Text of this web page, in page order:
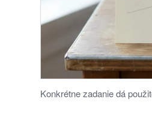
Konkrétne zadanie dá